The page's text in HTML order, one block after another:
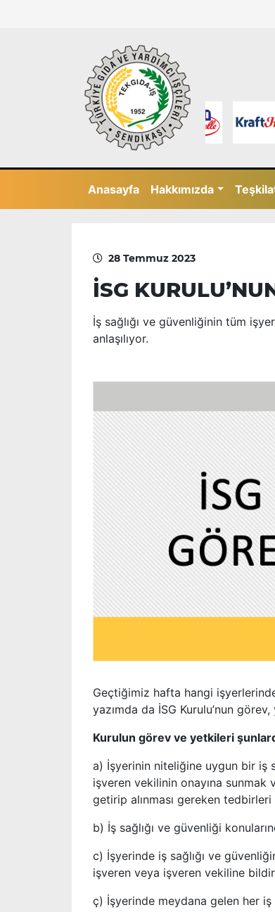
Anasayfa Hakkımızda
28 Temmuz 2023
İSG
İş sağlığı ve güvenliğinin tüm
anlaşılıyor.
Geçtiğimiz hafta hangi
yazımda da İSG Kurulu’nun
Kurulun görev ve yetkileri
a) İşyerinin niteliğine uygun bir iş
işveren vekilinin onayına sunmak
getirip alınması gereken
b) İş sağlığı ve güvenliği
c) İşyerinde iş sağlığı ve
işveren veya işveren vekiline
ç) İşyerinde meydana gelen her iş